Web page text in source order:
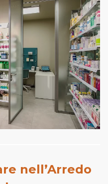
nell’Arredo